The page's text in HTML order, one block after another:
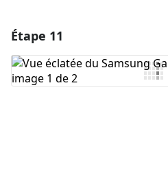
Ajouter un commentaire
Étape 11